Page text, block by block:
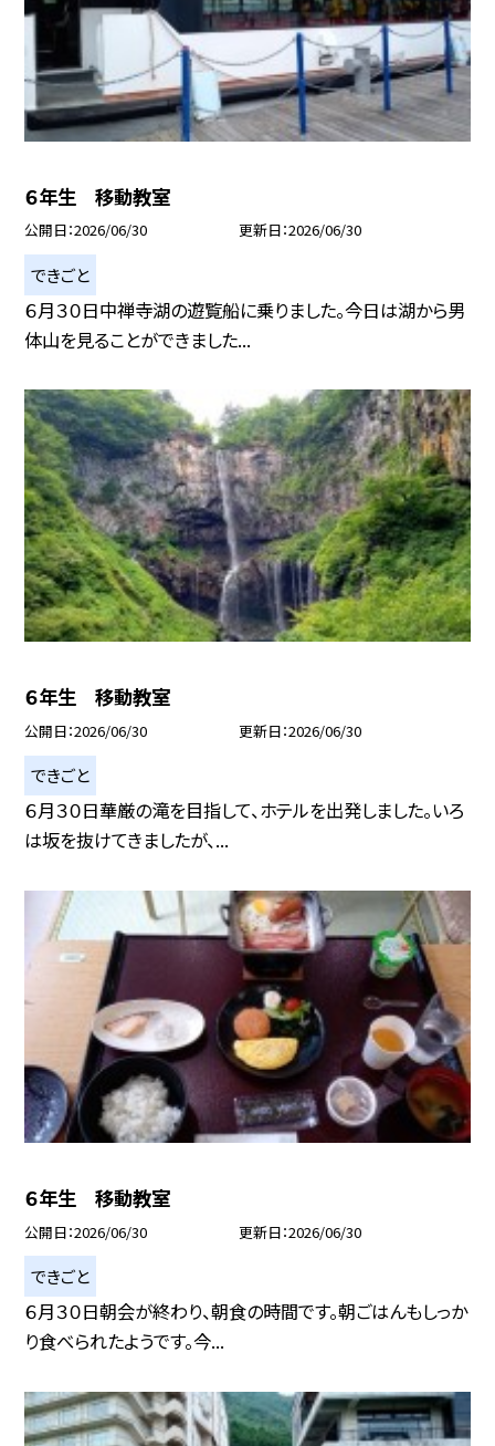
６年生 移動教室
公開日 2026/06/30 更新日 2026/06/30
できごと
６月３０日中禅寺湖の遊覧船に乗りました。今日は湖から男
体山を見ることができました...
６年生 移動教室
公開日 2026/06/30 更新日 2026/06/30
できごと
６月３０日華厳の滝を目指して、ホテルを出発しました。いろ
は坂を抜けてきましたが、...
６年生 移動教室
公開日 2026/06/30 更新日 2026/06/30
できごと
６月３０日朝会が終わり、朝食の時間です。朝ごはんもしっか
り食べられたようです。今...